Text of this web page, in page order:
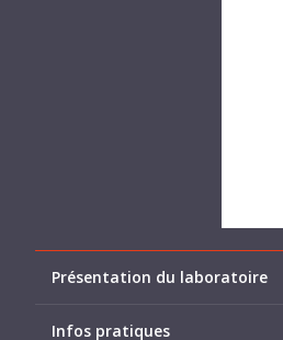
Présentation du laboratoire
Infos pratiques